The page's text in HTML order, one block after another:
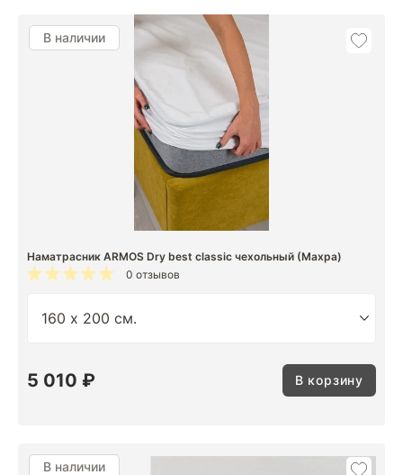
В наличии
Наматрасник ARMOS Dry best classic чехольный (Махра)
0 отзывов
5 010 ₽ В корзину
В наличии